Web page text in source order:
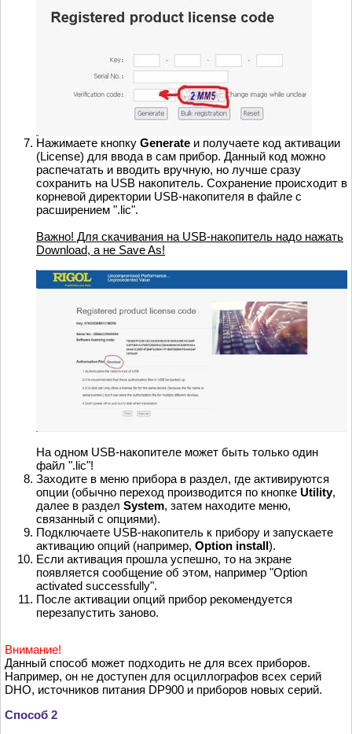
Нажимаете кнопку Generate и получаете код активации
(License) для ввода в сам прибор. Данный код можно
распечатать и вводить вручную, но лучше сразу
сохранить на USB накопитель. Сохранение происходит в
корневой директории USB-накопителя в файле с
расширением ".lic".
Важно! Для скачивания на USB-накопитель надо нажать
Download, а не Save As!
На одном USB-накопителе может быть только один
файл ".lic"!
Заходите в меню прибора в раздел, где активируются
опции (обычно переход производится по кнопке Utility,
далее в раздел System, затем находите меню,
связанный с опциями).
Подключаете USB-накопитель к прибору и запускаете
активацию опций (например, Option install).
Если активация прошла успешно, то на экране
появляется сообщение об этом, например "Option
activated successfully".
После активации опций прибор рекомендуется
перезапустить заново.
Внимание!
Данный способ может подходить не для всех приборов.
Например, он не доступен для осциллографов всех серий
DHO, источников питания DP900 и приборов новых серий.
Способ 2